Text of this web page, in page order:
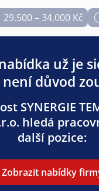
29.500 – 34.000 Kč
už je
není důvod
SYNERGIE
hledá
další pozice:
Zobrazit nabídky